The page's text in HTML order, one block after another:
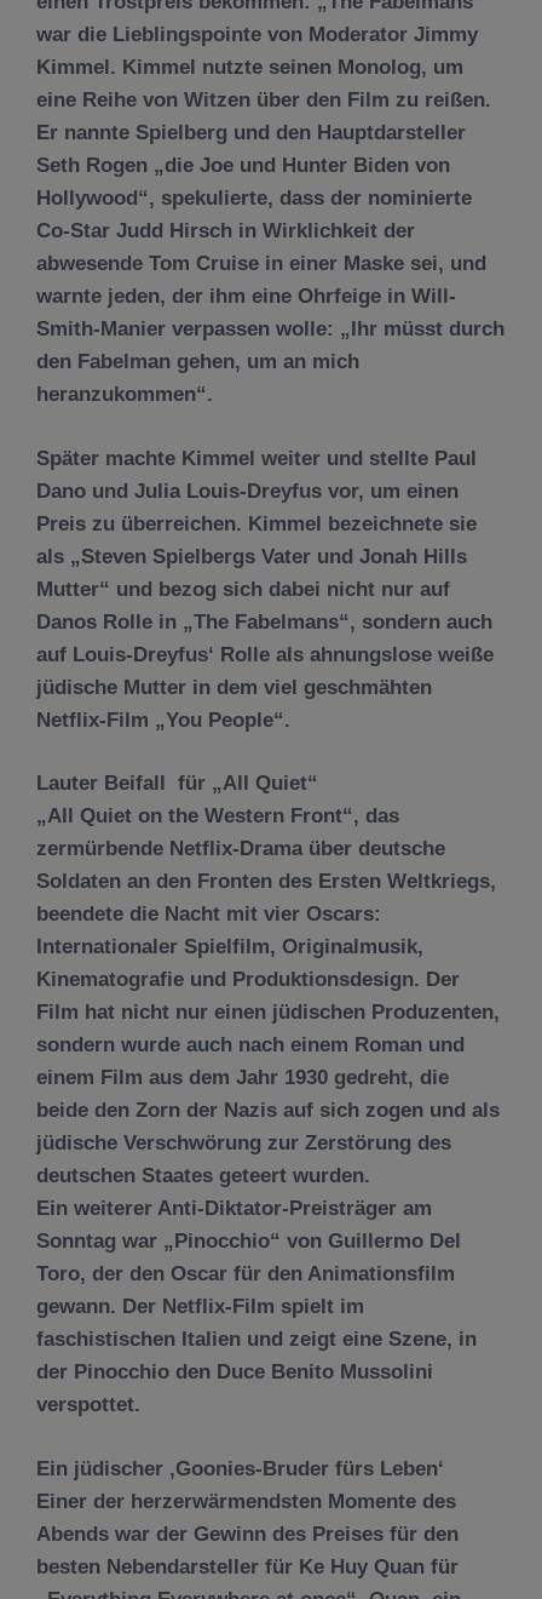
war die Lieblingspointe von Moderator Jimmy
Kimmel. Kimmel nutzte seinen Monolog, um
eine Reihe von Witzen über den Film zu reißen.
Er nannte Spielberg und den Hauptdarsteller
Seth Rogen „die Joe und Hunter Biden von
Hollywood“, spekulierte, dass der nominierte
Co-Star Judd Hirsch in Wirklichkeit der
abwesende Tom Cruise in einer Maske sei, und
warnte jeden, der ihm eine Ohrfeige in Will-
Smith-Manier verpassen wolle: „Ihr müsst durch
den Fabelman gehen, um an mich
heranzukommen“.
Später machte Kimmel weiter und stellte Paul
Dano und Julia Louis-Dreyfus vor, um einen
Preis zu überreichen. Kimmel bezeichnete sie
als „Steven Spielbergs Vater und Jonah Hills
Mutter“ und bezog sich dabei nicht nur auf
Danos Rolle in „The Fabelmans“, sondern auch
auf Louis-Dreyfus‘ Rolle als ahnungslose weiße
jüdische Mutter in dem viel geschmähten
Netflix-Film „You People“.
Lauter Beifall für „All Quiet“
„All Quiet on the Western Front“, das
zermürbende Netflix-Drama über deutsche
Soldaten an den Fronten des Ersten Weltkriegs,
beendete die Nacht mit vier Oscars:
Internationaler Spielfilm, Originalmusik,
Kinematografie und Produktionsdesign. Der
Film hat nicht nur einen jüdischen Produzenten,
sondern wurde auch nach einem Roman und
einem Film aus dem Jahr 1930 gedreht, die
beide den Zorn der Nazis auf sich zogen und als
jüdische Verschwörung zur Zerstörung des
deutschen Staates geteert wurden.
Ein weiterer Anti-Diktator-Preisträger am
Sonntag war „Pinocchio“ von Guillermo Del
Toro, der den Oscar für den Animationsfilm
gewann. Der Netflix-Film spielt im
faschistischen Italien und zeigt eine Szene, in
der Pinocchio den Duce Benito Mussolini
verspottet.
Ein jüdischer ‚Goonies-Bruder fürs Leben‘
Einer der herzerwärmendsten Momente des
Abends war der Gewinn des Preises für den
besten Nebendarsteller für Ke Huy Quan für